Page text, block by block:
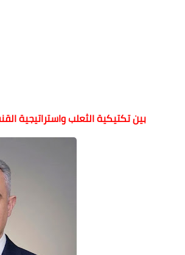
بين تكتيكية الثعلب واستراتيجية